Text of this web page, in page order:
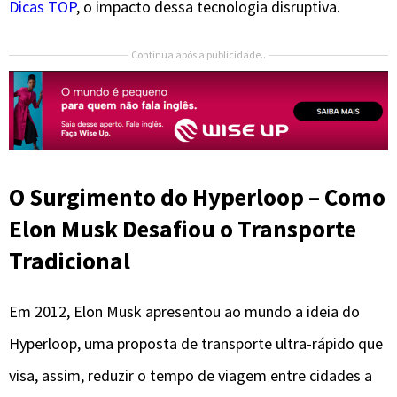
Dicas TOP, o impacto dessa tecnologia disruptiva.
Continua após a publicidade..
O Surgimento do Hyperloop – Como
Elon Musk Desafiou o Transporte
Tradicional
Em 2012, Elon Musk apresentou ao mundo a ideia do
Hyperloop, uma proposta de transporte ultra-rápido que
visa, assim, reduzir o tempo de viagem entre cidades a